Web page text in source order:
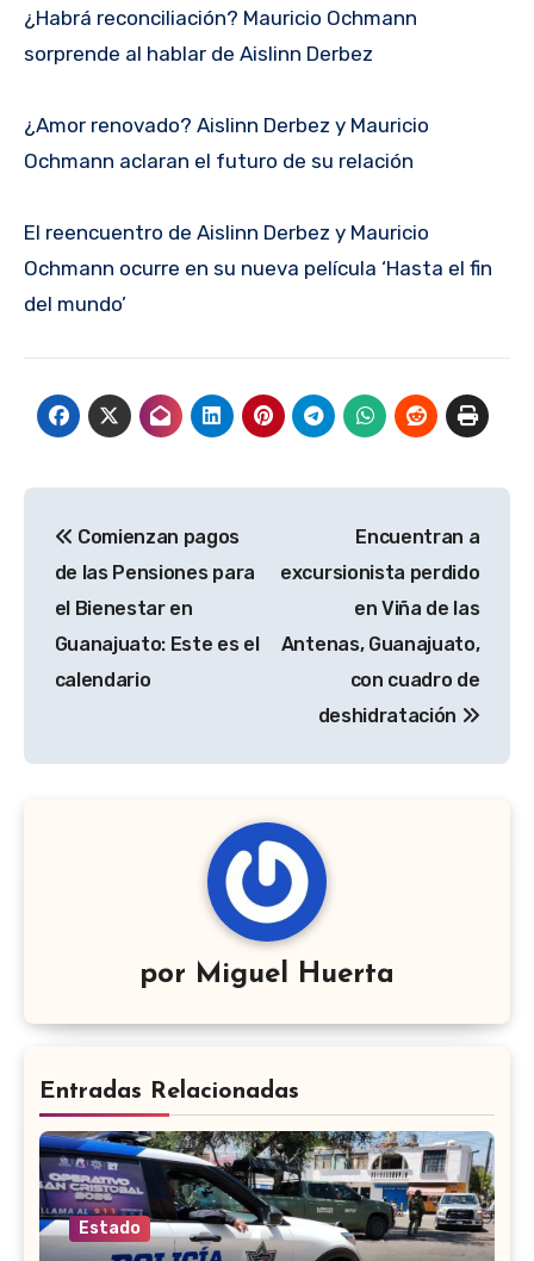
¿Habrá reconciliación? Mauricio Ochmann
sorprende al hablar de Aislinn Derbez
¿Amor renovado? Aislinn Derbez y Mauricio
Ochmann aclaran el futuro de su relación
El reencuentro de Aislinn Derbez y Mauricio
Ochmann ocurre en su nueva película ‘Hasta el fin
del mundo’
de
entradas
Comienzan pagos
de las Pensiones para
el Bienestar en
Guanajuato: Este es el
calendario
Encuentran a
excursionista perdido
en Viña de las
Antenas, Guanajuato,
con cuadro de
deshidratación
por Miguel Huerta
Entradas Relacionadas
Estado